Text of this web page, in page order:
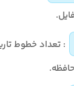
: تعداد خطوط